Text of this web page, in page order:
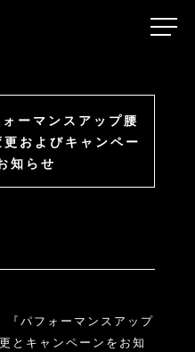
ーマンスアップ腰
およびキャンペー
知らせ
『パフォーマンスアップ
とキャンペーンをお知